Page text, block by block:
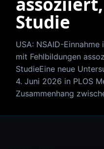
Studie
USA: NSAID-
mit Fehlbildungen
StudieEine neue
4. Juni 2026 in PLOS
Zusammenhang